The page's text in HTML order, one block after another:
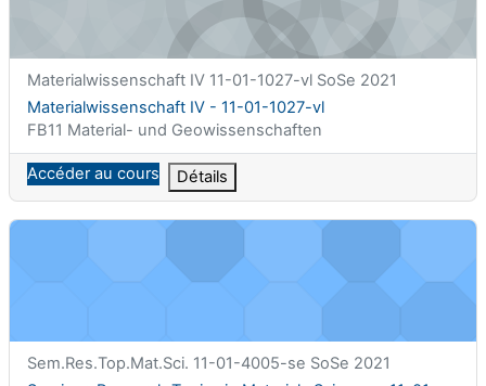
Nom abrégé du cours
Materialwissenschaft IV 11-01-1027-vl SoSe 2021
Nom du cours
Materialwissenschaft IV - 11-01-1027-vl
Catégorie de cours
FB11 Material- und Geowissenschaften
Accéder au cours Détails
Seminar: Research Topics in Materials Science - 11-01-4005-se
Nom abrégé du cours
Sem.Res.Top.Mat.Sci. 11-01-4005-se SoSe 2021